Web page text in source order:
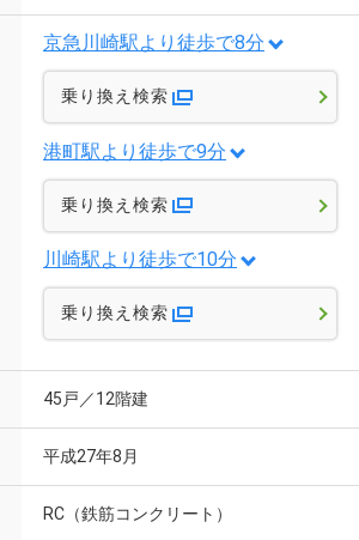
京急川崎駅より徒歩で8分
乗り換え検索
港町駅より徒歩で9分
乗り換え検索
川崎駅より徒歩で10分
乗り換え検索
45戸／12階建
平成27年8月
RC（鉄筋コンクリート）